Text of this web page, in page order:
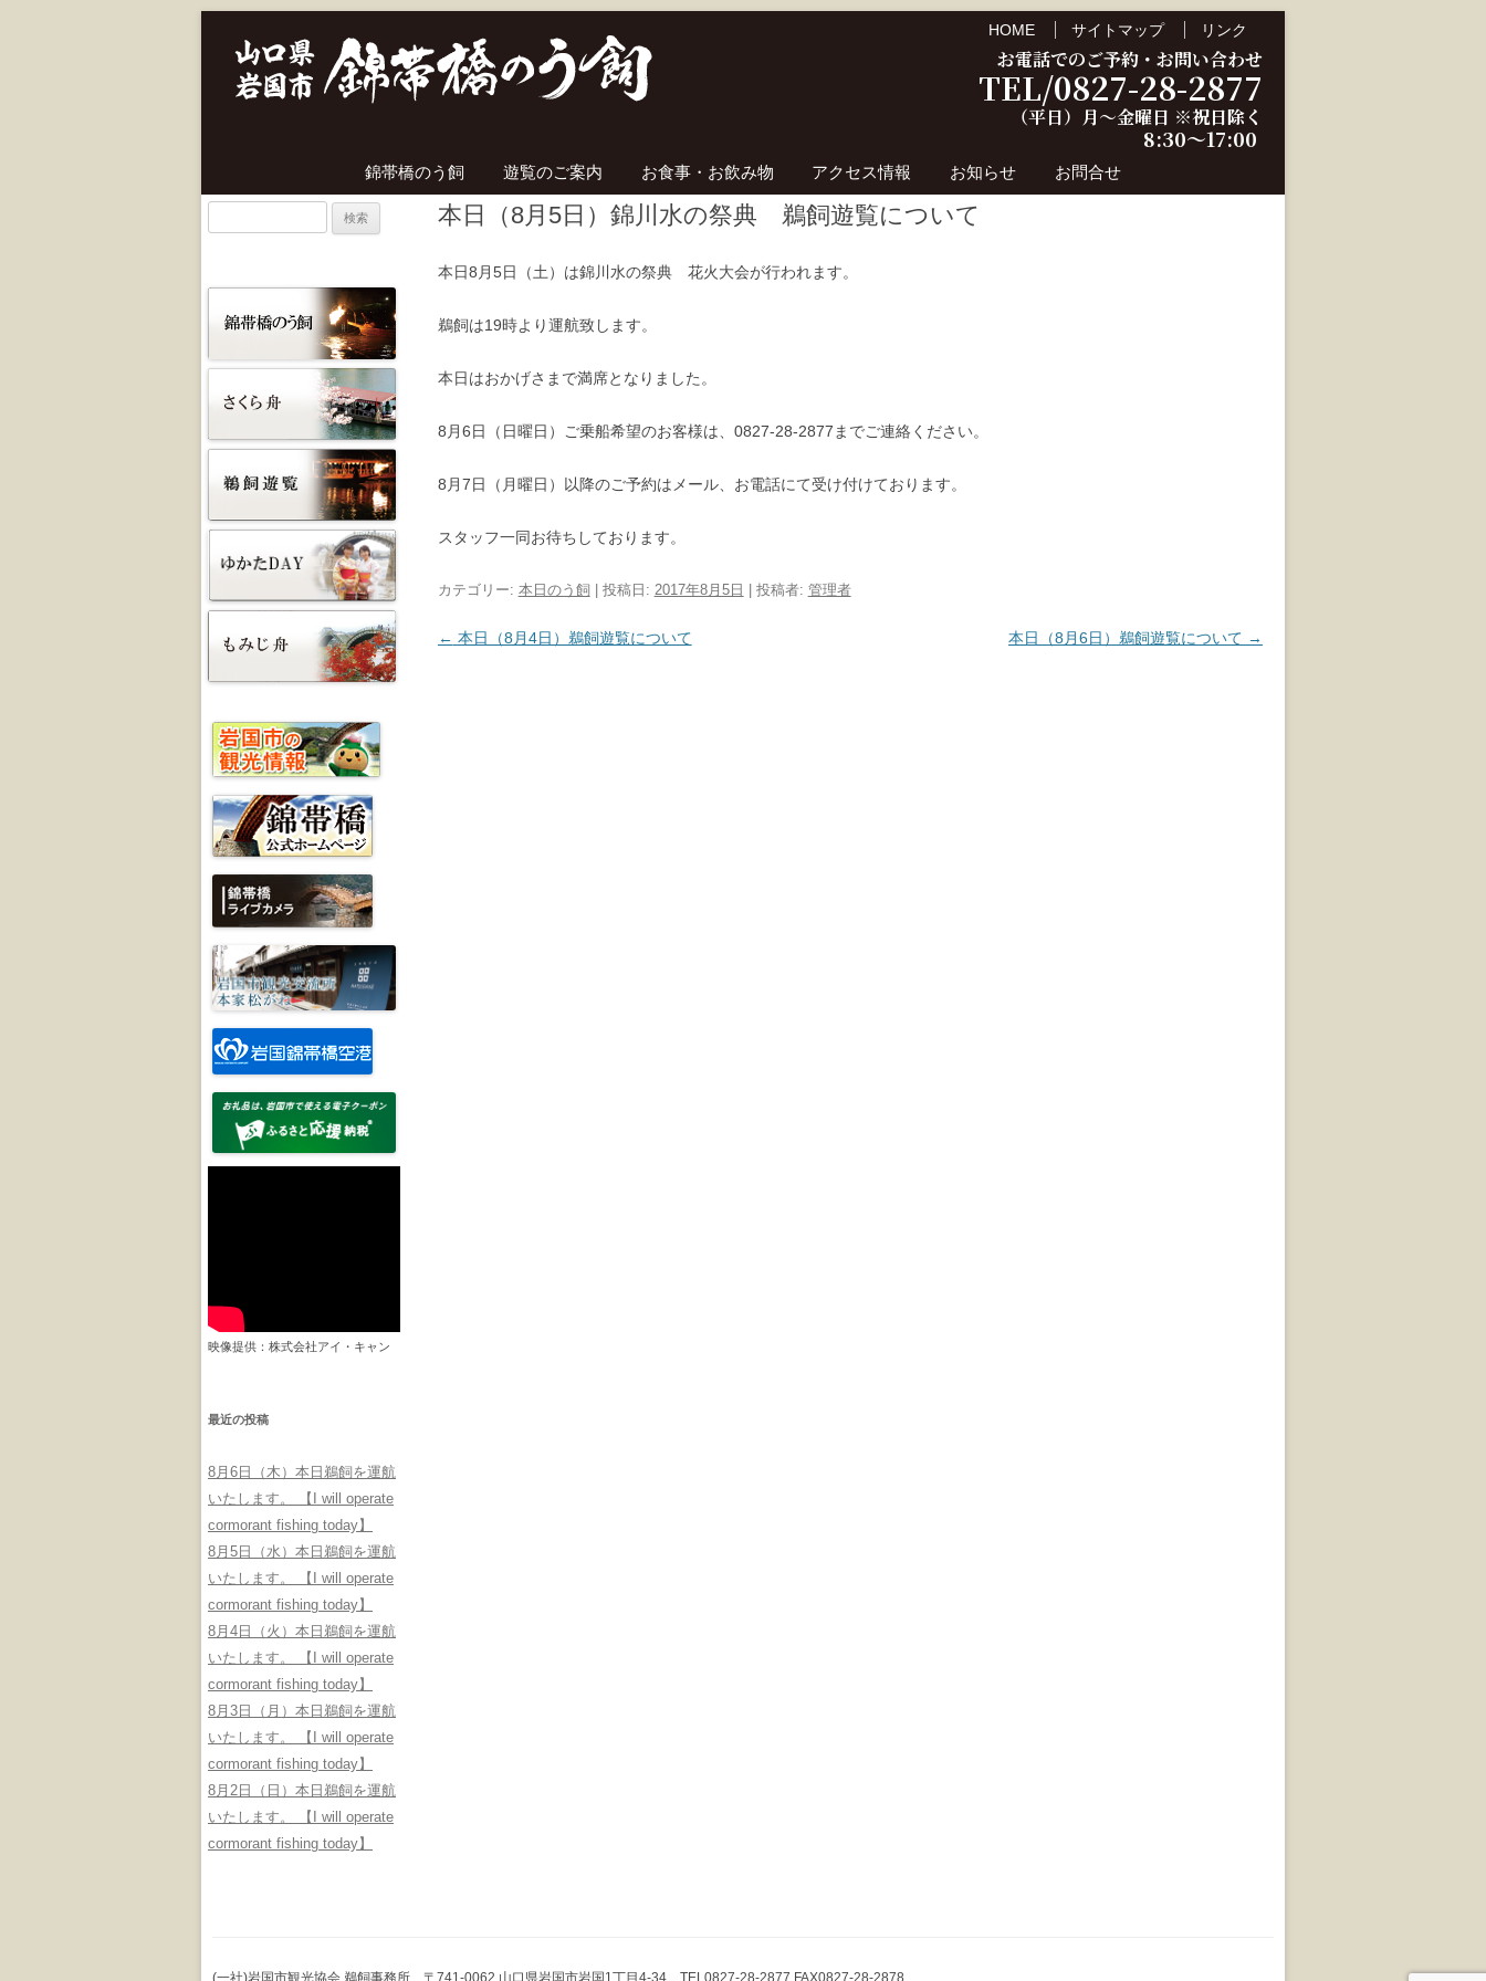
HOME サイトマップ リンク
お電話でのご予約・お問い合わせ
TEL/0827-28-2877
（平日）月～金曜日 ※祝日除く
8:30～17:00
錦帯橋のう飼 遊覧のご案内 お食事・お飲み物 アクセス情報 お知らせ お問合せ
本日（8月5日）錦川水の祭典 鵜飼遊覧について
本日8月5日（土）は錦川水の祭典 花火大会が行われます。
鵜飼は19時より運航致します。
本日はおかげさまで満席となりました。
8月6日（日曜日）ご乗船希望のお客様は、0827-28-2877までご連絡ください。
8月7日（月曜日）以降のご予約はメール、お電話にて受け付けております。
スタッフ一同お待ちしております。
カテゴリー: 本日のう飼 | 投稿日: 2017年8月5日 投稿者: 管理者
投稿ナビゲーション
← 本日（8月4日）鵜飼遊覧について 本日（8月6日）鵜飼遊覧について →
映像提供：株式会社アイ・キャン
最近の投稿
8月6日（木）本日鵜飼を運航
いたします。 【I will operate
cormorant fishing today】
8月5日（水）本日鵜飼を運航
いたします。 【I will operate
cormorant fishing today】
8月4日（火）本日鵜飼を運航
いたします。 【I will operate
cormorant fishing today】
8月3日（月）本日鵜飼を運航
いたします。 【I will operate
cormorant fishing today】
8月2日（日）本日鵜飼を運航
いたします。 【I will operate
cormorant fishing today】
(一社)岩国市観光協会 鵜飼事務所 〒741-0062 山口県岩国市岩国1丁目4-34 TEL0827-28-2877 FAX0827-28-2878